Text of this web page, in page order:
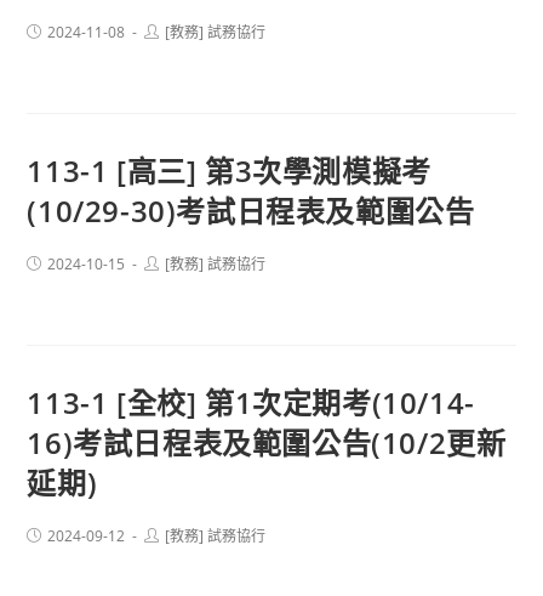
Post2024-11-08
Post[教務] 試務協行
113-1 [高三] 第3次學測模擬考
(10/29-30)考試日程表及範圍公告
Post2024-10-15
Post[教務] 試務協行
113-1 [全校] 第1次定期考(10/14-
16)考試日程表及範圍公告(10/2更新
延期)
Post2024-09-12
Post[教務] 試務協行